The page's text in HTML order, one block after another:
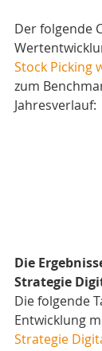
Der folgende
Stock Picking
zum
Jahresverlauf:
Die
Strategie
Die folgende
Entwicklung
Strategie